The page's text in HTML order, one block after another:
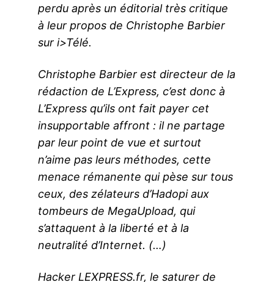
perdu après un éditorial très critique
à leur propos de Christophe Barbier
sur i>Télé.
Christophe Barbier est directeur de la
rédaction de L’Express, c’est donc à
L’Express qu’ils ont fait payer cet
insupportable affront : il ne partage
par leur point de vue et surtout
n’aime pas leurs méthodes, cette
menace rémanente qui pèse sur tous
ceux, des zélateurs d’Hadopi aux
tombeurs de MegaUpload, qui
s’attaquent à la liberté et à la
neutralité d’Internet. (…)
Hacker LEXPRESS.fr, le saturer de